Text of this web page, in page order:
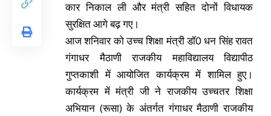
कार निकाल ली और मंत्री सहित दोनों विधायक
सुरक्षित आगे बढ़ गए।
आज शनिवार को उच्च शिक्षा मंत्री डॉ0 धन सिंह रावत
गंगाधर मैठाणी राजकीय महाविद्यालय विद्यापीठ
गुप्तकाशी में आयोजित कार्यक्रम में शामिल हुए।
कार्यक्रम में मंत्री जी नेराजकीय उच्चतर शिक्षा
अभियान (रूसा) के अंतर्गत गंगाधर मैठाणी राजकीय